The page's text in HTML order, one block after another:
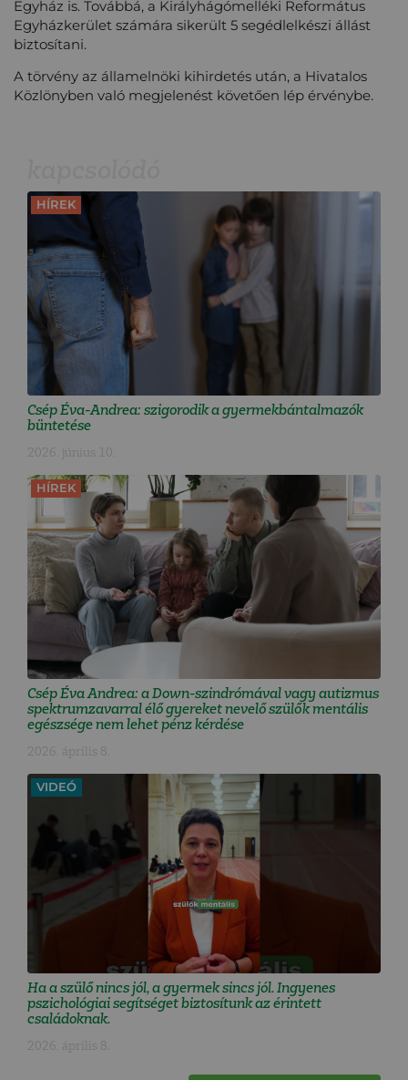
Egyház is. Továbbá, a Királyhágómelléki Református
Egyházkerület számára sikerült 5 segédlelkészi állást
biztosítani.
A törvény az államelnöki kihirdetés után, a Hivatalos
Közlönyben való megjelenést követően lép érvénybe.
HÍREK
Csép Éva-Andrea: szigorodik a gyermekbántalmazók
büntetése
2026. június 10.
HÍREK
Csép Éva Andrea: a Down-szindrómával vagy autizmus
spektrumzavarral élő gyereket nevelő szülők mentális
egészsége nem lehet pénz kérdése
2026. április 8.
VIDEÓ
Ha a szülő nincs jól, a gyermek sincs jól. Ingyenes
pszichológiai segítséget biztosítunk az érintett
családoknak.
2026. április 8.